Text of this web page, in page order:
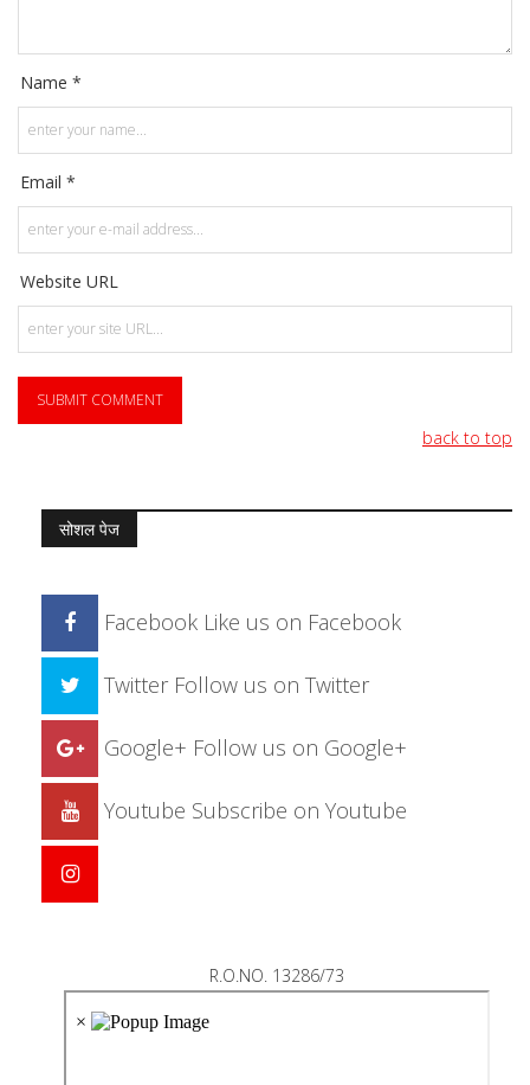
Name *
Email *
Website URL
back to top
सोशल पेज
Facebook Like us on Facebook
Twitter Follow us on Twitter
Google+ Follow us on Google+
Youtube Subscribe on Youtube
R.O.NO. 13286/73